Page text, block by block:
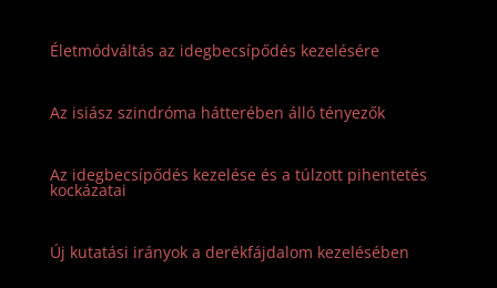
Életmódváltás az idegbecsípődés kezelésére
Az isiász szindróma hátterében álló tényezők
Az idegbecsípődés kezelése és a túlzott pihentetés
kockázatai
Új kutatási irányok a derékfájdalom kezelésében